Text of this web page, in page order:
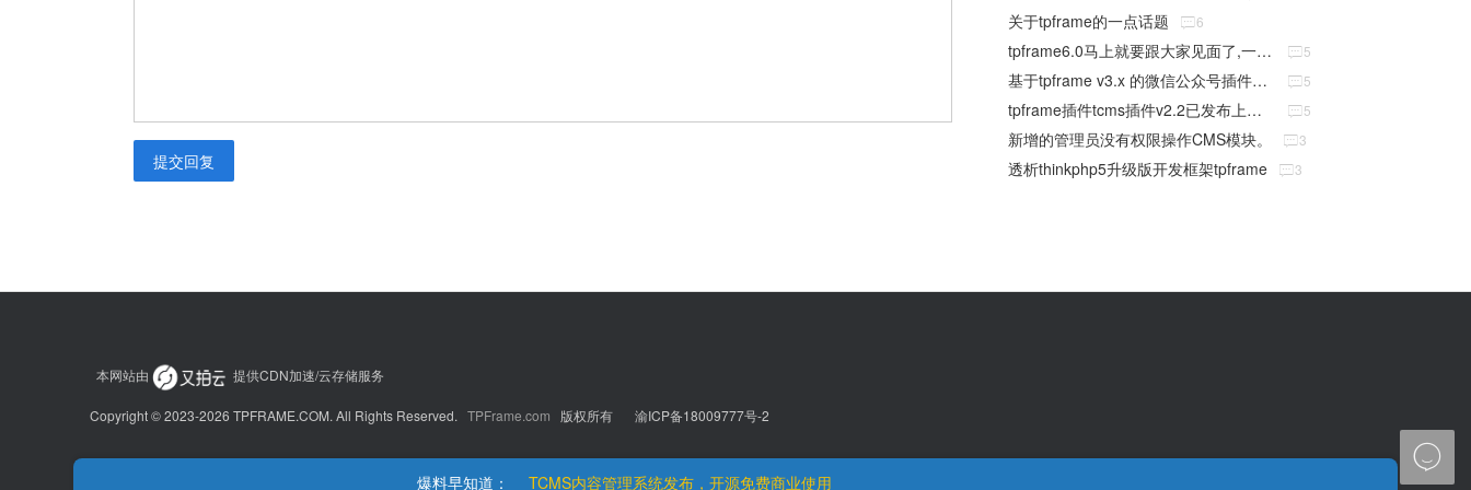
提交回复
关于tpframe的一点话题 6
tpframe6.0马上就要跟大家见面了,一次全新的升级 5
基于tpframe v3.x 的微信公众号插件已批量上线 5
tpframe插件tcms插件v2.2已发布上线，欢迎下载使用 5
新增的管理员没有权限操作CMS模块。 3
透析thinkphp5升级版开发框架tpframe 3
本网站由 提供CDN加速/云存储服务
Copyright © 2023-2026 TPFRAME.COM. All Rights Reserved. TPFrame.com 版权所有 渝ICP备18009777号-2
爆料早知道：
TCMS内容管理系统发布，开源免费商业使用
